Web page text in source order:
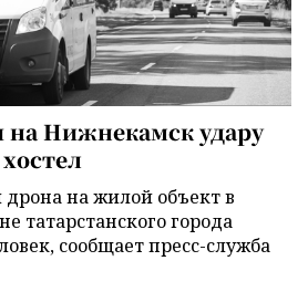
на Нижнекамск удару
дрона на жилой объект в
татарстанского города
сообщает пресс-служба